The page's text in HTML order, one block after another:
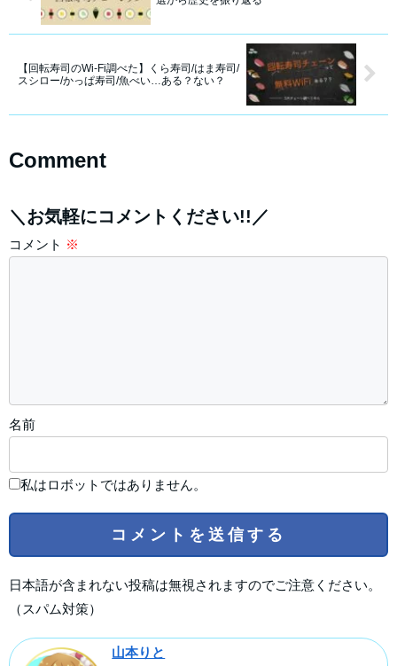
【回転寿司のWi-Fi調べた】くら寿司/はま寿司/
スシロー/かっぱ寿司/魚べい…ある？ない？
Comment
＼お気軽にコメントください!!／
コメント ※
名前
私はロボットではありません。
日本語が含まれない投稿は無視されますのでご注意ください。
（スパム対策）
山本りと